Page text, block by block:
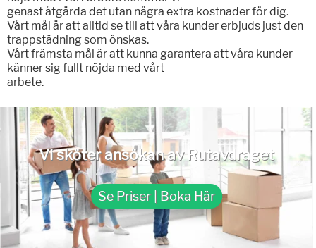
genast åtgärda det utan några extra kostnader för dig.
Vårt mål är att alltid se till att våra kunder erbjuds just den
trappstädning som önskas.
Vårt främsta mål är att kunna garantera att våra kunder
känner sig fullt nöjda med vårt
arbete.
Vi sköter ansökan av Rutavdraget
Se Priser | Boka Här